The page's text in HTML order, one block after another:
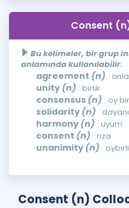
Consent
Bu kelimeler, bir grup
anlamında kullanılabilir.
agreement (n) :
unity (n) : birlik
consensus (n) : oy
solidarity (n) :
harmony (n) : uyum
consent (n) : rıza
unanimity (n) :
Consent (n)